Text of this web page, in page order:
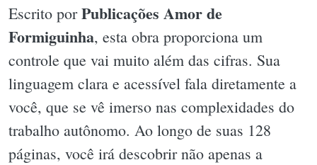
Escrito porPublicações Amor de
Formiguinha, esta obra proporciona um
controle que vai muito além das cifras. Sua
linguagem clara e acessível fala diretamente a
você, que se vê imerso nas complexidades do
trabalho autônomo. Ao longo de suas 128
páginas, você irá descobrir não apenas a